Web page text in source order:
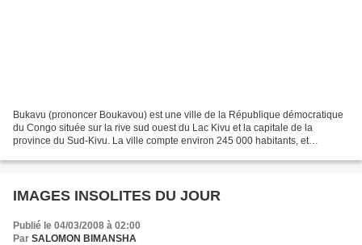
Bukavu (prononcer Boukavou) est une ville de la République démocratique
du Congo située sur la rive sud ouest du Lac Kivu et la capitale de la
province du Sud-Kivu. La ville compte environ 245 000 habitants, et
IMAGES INSOLITES DU JOUR
Publié le 04/03/2008 à 02:00
Par SALOMON BIMANSHA